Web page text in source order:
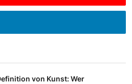
von Kunst: Wer